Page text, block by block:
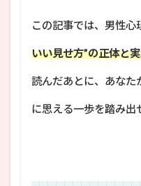
この記事では、男性心
いい見せ方”の正体と
読んだあとに、あなた
に思える一歩を踏み出